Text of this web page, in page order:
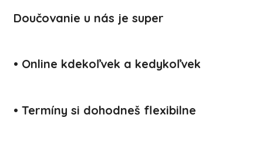
Doučovanie u nás je super
• Online kdekoľvek a kedykoľvek
• Termíny si dohodneš flexibilne